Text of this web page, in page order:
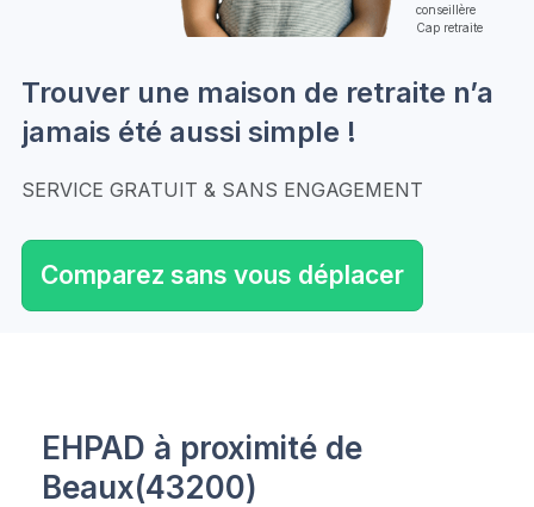
conseillère
Cap retraite
Trouver une maison de retraite n’a
jamais été aussi simple !
SERVICE GRATUIT & SANS ENGAGEMENT
Comparez sans vous déplacer
EHPAD à proximité de
Beaux(43200)